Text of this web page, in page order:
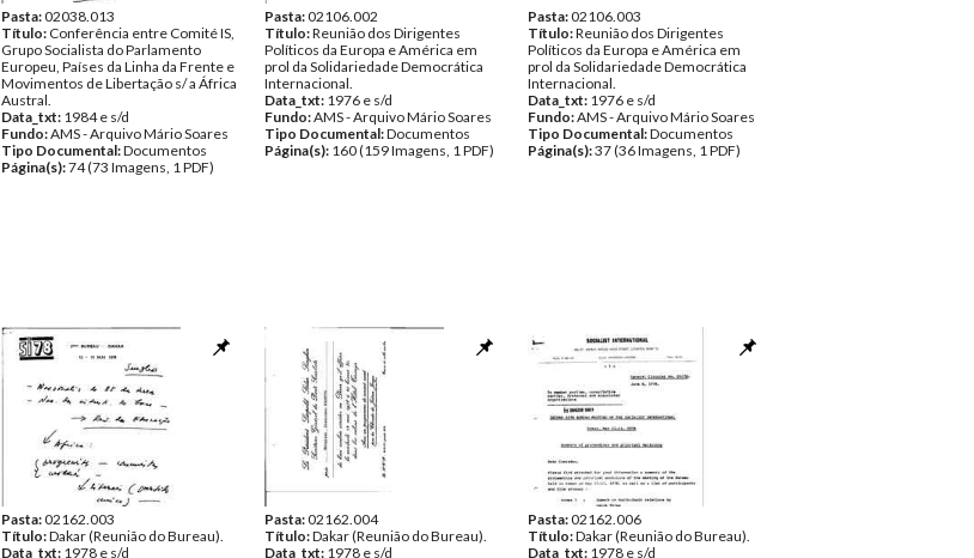
Pasta:02038.013
Título: Conferência entre Comité IS,
Grupo Socialista do Parlamento
Europeu, Países da Linha da Frente e
Movimentos de Libertação s/ a África
Austral.
Data_txt: 1984 e s/d
Fundo:AMS - Arquivo Mário Soares
Tipo Documental:Documentos
Página(s):74 (73 Imagens, 1 PDF)
Pasta:02106.002
Título:Reunião dos Dirigentes
Políticos da Europa e América em
prol da Solidariedade Democrática
Internacional.
Data_txt: 1976 e s/d
Fundo:AMS - Arquivo Mário Soares
Tipo Documental:Documentos
Página(s): 160 (159 Imagens, 1 PDF)
Pasta:02106.003
Título:Reunião dos Dirigentes
Políticos da Europa e América em
prol da Solidariedade Democrática
Internacional.
Data_txt: 1976 e s/d
Fundo:AMS - Arquivo Mário Soares
Tipo Documental:Documentos
Página(s):37 (36 Imagens, 1 PDF)
Pasta:02162.003
Título:Dakar (Reunião do Bureau).
Data_txt: 1978 e s/d
Pasta:02162.004
Título:Dakar (Reunião do Bureau).
Data_txt: 1978 e s/d
Pasta:02162.006
Título:Dakar (Reunião do Bureau).
Data_txt: 1978 e s/d